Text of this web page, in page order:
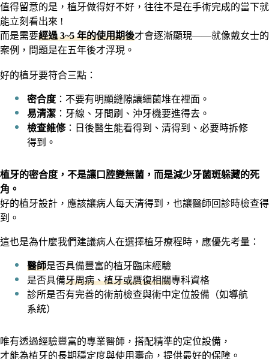
值得留意的是，植牙做得好不好，往往不是在手術完成的當下就
能立刻看出來 !
而是需要經過 3~5 年的使用期後才會逐漸顯現——就像戴女士的
案例，問題是在五年後才浮現。
好的植牙要符合三點：
密合度 ：不要有明顯縫隙讓細菌堆在裡面。
易清潔 ：牙線、牙間刷、沖牙機要進得去。
檢查維修：日後醫生能看得到、清得到、必要時拆修
得到。
植牙的密合度，不是讓口腔變無菌，而是減少牙菌斑躲藏的死
角。
好的植牙設計，應該讓病人每天清得到，也讓醫師回診時檢查得
到。
這也是為什麼我們建議病人在選擇植牙療程時，應優先考量：
醫師是否具備豐富的植牙臨床經驗
是否具備牙周病、植牙或贋復相關專科資格
診所是否有完善的術前檢查與術中定位設備（如導航
系統）
唯有透過經驗豐富的專業醫師，搭配精準的定位設備，
才能為植牙的長期穩定度與使用壽命，提供最好的保障。